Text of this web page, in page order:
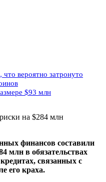
вероятно затронуто
$93 млн
финансов составили
млн в обязательствах
связанных с
его краха.